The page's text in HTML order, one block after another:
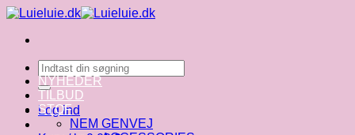
Fortsæt
indhold
Søg
efter:
Log ind
NYHEDER
TILBUD
STOF
NEM GENVEJ